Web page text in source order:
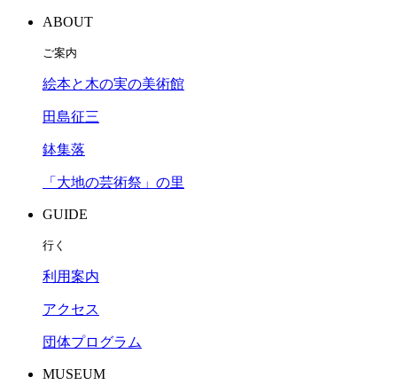
ABOUT
ご案内
絵本と木の実の美術館
田島征三
鉢集落
「大地の芸術祭」の里
GUIDE
行く
利用案内
アクセス
団体プログラム
MUSEUM